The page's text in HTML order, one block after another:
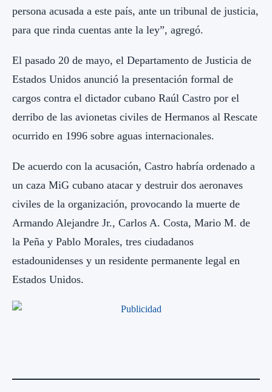
persona acusada a este país, ante un tribunal de justicia,
para que rinda cuentas ante la ley”, agregó.
El pasado 20 de mayo, el Departamento de Justicia de
Estados Unidos anunció la presentación formal de
cargos contra el dictador cubano Raúl Castro por el
derribo de las avionetas civiles de Hermanos al Rescate
ocurrido en 1996 sobre aguas internacionales.
De acuerdo con la acusación, Castro habría ordenado a
un caza MiG cubano atacar y destruir dos aeronaves
civiles de la organización, provocando la muerte de
Armando Alejandre Jr., Carlos A. Costa, Mario M. de
la Peña y Pablo Morales, tres ciudadanos
estadounidenses y un residente permanente legal en
Estados Unidos.